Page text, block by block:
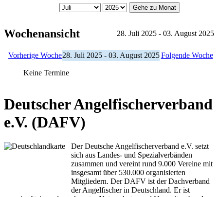
Gehe zu Monat
Wochenansicht 28. Juli 2025 - 03. August 2025
Vorherige Woche28. Juli 2025 - 03. August 2025Folgende Woche
Keine Termine
Deutscher Angelfischerverband
e.V. (DAFV)
Der Deutsche Angelfischerverband e.V. setzt
sich aus Landes- und Spezialverbänden
zusammen und vereint rund 9.000 Vereine mit
insgesamt über 530.000 organisierten
Mitgliedern. Der DAFV ist der Dachverband
der Angelfischer in Deutschland. Er ist